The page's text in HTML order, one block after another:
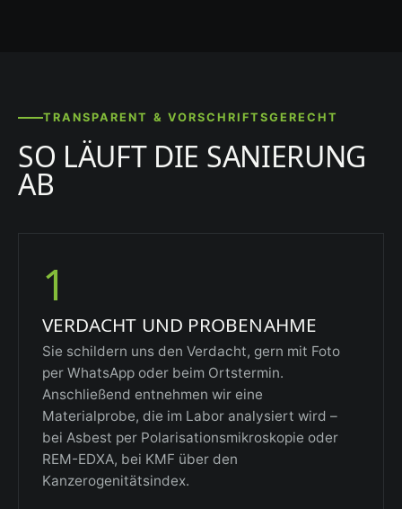
TRANSPARENT & VORSCHRIFTSGERECHT
SO LÄUFT DIE SANIERUNG
AB
1
VERDACHT UND PROBENAHME
Sie schildern uns den Verdacht, gern mit Foto
per WhatsApp oder beim Ortstermin.
Anschließend entnehmen wir eine
Materialprobe, die im Labor analysiert wird –
bei Asbest per Polarisationsmikroskopie oder
REM-EDXA, bei KMF über den
Kanzerogenitätsindex.